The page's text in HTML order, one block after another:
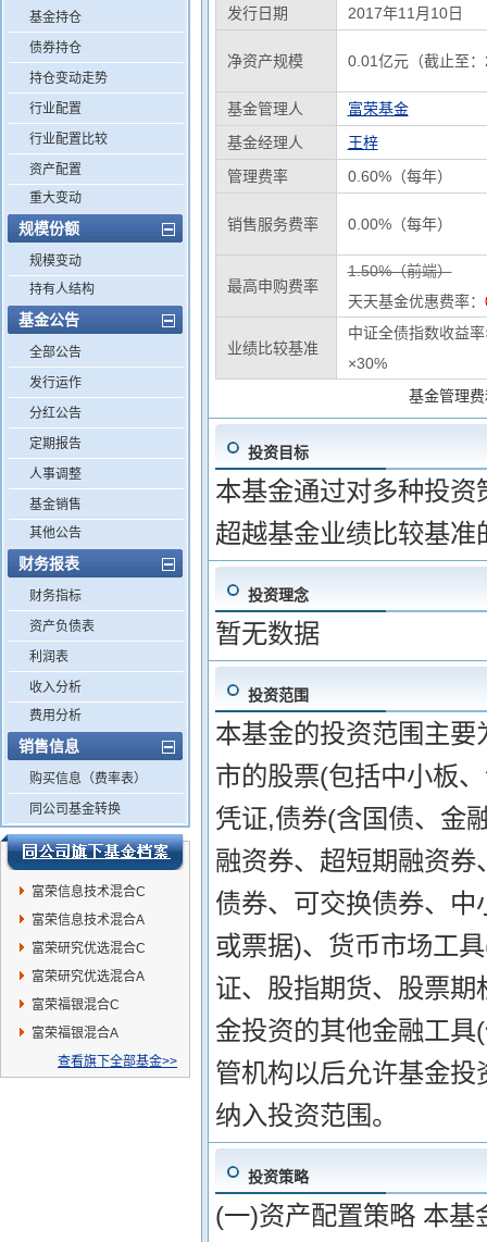
基金持仓
债券持仓
持仓变动走势
行业配置
行业配置比较
资产配置
重大变动
规模份额
规模变动
持有人结构
基金公告
全部公告
发行运作
分红公告
定期报告
人事调整
基金销售
其他公告
财务报表
财务指标
资产负债表
利润表
收入分析
费用分析
销售信息
购买信息（费率表）
同公司基金转换
富荣信息技术混合C
富荣信息技术混合A
富荣研究优选混合C
富荣研究优选混合A
富荣福银混合C
富荣福银混合A
查看旗下全部基金>>
发行日期
2017年11月10日
净资产规模 0.01亿元（截止至
基金管理人
富荣基金
基金经理人
王梓
管理费率
0.60%（每年）
销售服务费率 0.00%（每年）
最高申购费率
1.50%（前端）
天天基金优惠费率：
业绩比较基准
中证全债指数收益
×30%
基金管理
投资目标
本基金通过对多种投
超越基金业绩比较基准
投资理念
暂无数据
投资范围
本基金的投资范围主
市的股票(包括中小板
凭证,债券(含国债、金
融资券、超短期融资
债券、可交换债券、
或票据)、货币市场工
证、股指期货、股票
金投资的其他金融工
管机构以后允许基金
纳入投资范围。
投资策略
(一)资产配置策略 本基